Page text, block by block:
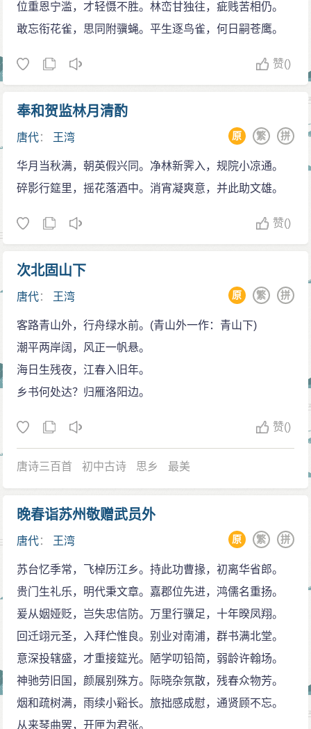
位重恩宁滥，才轻慑不胜。林峦甘独往，疵贱苦相仍。
敢忘衔花雀，思同附骥蝇。平生逐鸟雀，何日嗣苍鹰。
赞()
奉和贺监林月清酌
唐代： 王湾 拼
繁
原
华月当秋满，朝英假兴同。净林新霁入，规院小凉通。
碎影行筵里，摇花落酒中。消宵凝爽意，并此助文雄。
赞()
次北固山下
唐代： 王湾 拼
繁
原
客路青山外，行舟绿水前。(青山外一作：青山下)
潮平两岸阔，风正一帆悬。
海日生残夜，江春入旧年。
乡书何处达？归雁洛阳边。
赞()
唐诗三百首 初中古诗 思乡 最美
晚春诣苏州敬赠武员外
唐代： 王湾 拼
繁
原
苏台忆季常，飞棹历江乡。持此功曹掾，初离华省郎。
贵门生礼乐，明代秉文章。嘉郡位先进，鸿儒名重扬。
爰从姻娅贬，岂失忠信防。万里行骥足，十年暌凤翔。
回迁翊元圣，入拜伫惟良。别业对南浦，群书满北堂。
意深投辖盛，才重接筵光。陋学叨铅简，弱龄许翰场。
神驰劳旧国，颜展别殊方。际晓杂氛散，残春众物芳。
烟和疏树满，雨续小谿长。旅拙感成慰，通贤顾不忘。
从来琴曲罢，开匣为君张。